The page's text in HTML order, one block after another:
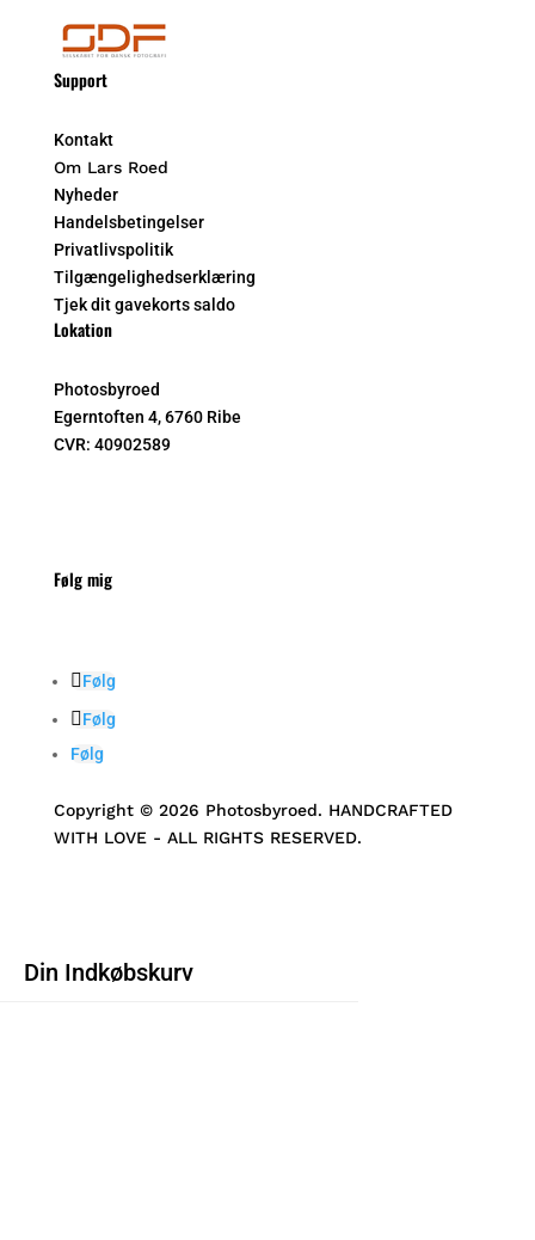
Support
Kontakt
Om Lars Roed
Nyheder
Handelsbetingelser
Privatlivspolitik
Tilgængelighedserklæring
Tjek dit gavekorts saldo
Lokation
Photosbyroed
Egerntoften 4, 6760 Ribe
CVR: 40902589
Følg mig
Følg
Følg
Følg
Copyright © 2026 Photosbyroed. HANDCRAFTED
WITH LOVE - ALL RIGHTS RESERVED.
Din Indkøbskurv